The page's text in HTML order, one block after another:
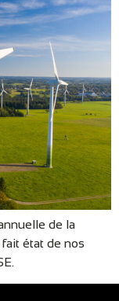
de la
état de nos